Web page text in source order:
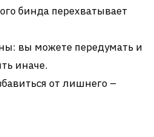
бинда перехватывает
вы можете передумать и
иначе.
от лишнего –